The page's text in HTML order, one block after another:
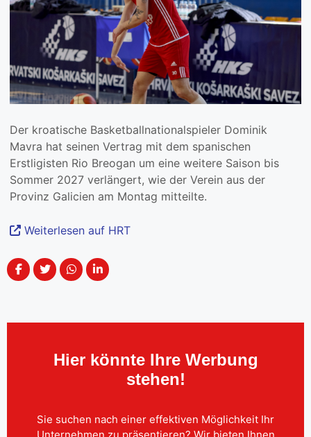
Der kroatische Basketballnationalspieler Dominik
Mavra hat seinen Vertrag mit dem spanischen
Erstligisten Rio Breogan um eine weitere Saison bis
Sommer 2027 verlängert, wie der Verein aus der
Provinz Galicien am Montag mitteilte.
Weiterlesen auf HRT
Hier könnte Ihre Werbung
stehen!
Sie suchen nach einer effektiven Möglichkeit Ihr
Unternehmen zu präsentieren? Wir bieten Ihnen